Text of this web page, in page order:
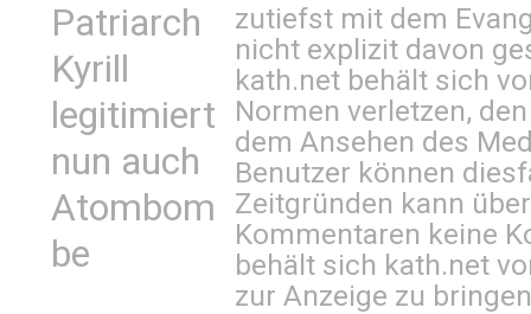
Patriarch
Kyrill
legitimiert
nun auch
Atombom
be
zutiefst mit dem
nicht explizit davon
kath.net behält sich
Normen verletzen,
dem Ansehen des
Benutzer können
Zeitgründen kann
Kommentaren keine
behält sich kath.net
zur Anzeige zu